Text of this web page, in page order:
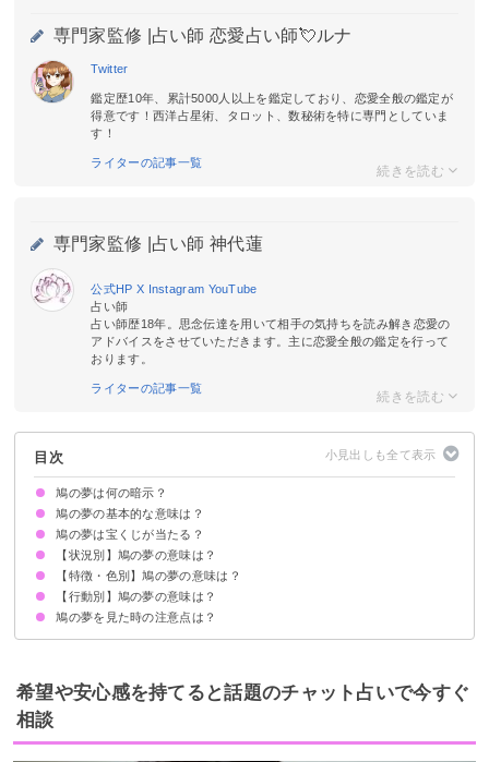
専門家監修 | 占い師 恋愛占い師💘ルナ
Twitter
鑑定歴10年、累計5000人以上を鑑定しており、恋愛全般の鑑定が
得意です！西洋占星術、タロット、数秘術を特に専門としていま
す！
ライターの記事一覧
専門家監修 | 占い師 神代蓮
公式HP X Instagram YouTube
占い師
占い師歴18年。思念伝達を用いて相手の気持ちを読み解き恋愛の
アドバイスをさせていただきます。主に恋愛全般の鑑定を行って
おります。
ライターの記事一覧
目次
鳩の夢は何の暗示？
鳩の夢の基本的な意味は？
幸運の暗示
状況によって意味が決まる
鳩の夢は宝くじが当たる？
吉夢の鳩の夢なら当たるかも
鳩の夢を見て宝くじが当たった体験談
【状況別】鳩の夢の意味は？
鳩が家に入ってくる夢【吉夢】
鳩に襲われる夢【吉夢】
鳩が大量に出てくる夢【吉夢】
鳩にフンをされる夢【凶夢】
鳩の巣が出てくる夢【吉夢】
鳩の羽根を拾う夢【吉夢】
鳩が怖い夢【警告夢】
鳩が卵を産む夢【吉夢】
鳩にぶつかる夢【凶夢】
【特徴・色別】鳩の夢の意味は？
白い鳩の夢【吉夢】
グレーの鳩の夢【吉夢】
ピンクの鳩の夢【吉夢】
黒い鳩の夢【凶夢】
金色の鳩の夢【吉夢】
カラフルな鳩の夢【吉夢】
大きな鳩の夢【吉夢】
赤ちゃん・子どもの鳩の夢【吉夢】
【行動別】鳩の夢の意味は？
鳩を追い払う夢【願望夢】
鳩に餌をあげる夢【警告夢】
鳩を抱く夢【吉夢】
鳩が手に乗る夢【吉夢】
鳩を助ける夢【吉夢】
鳩を捕まえる夢【吉夢】
鳩と話す夢【吉夢】
鳩を殺す夢【警告夢】
鳩の夢を見た時の注意点は？
吉夢なら話さず警告夢や凶夢は人に話す
希望や安心感を持てると話題のチャット占いで今すぐ
相談